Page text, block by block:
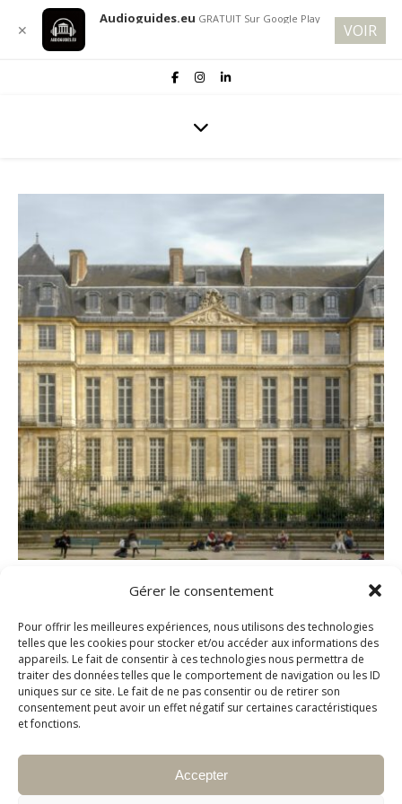
Gérer le consentement
Pour offrir les meilleures expériences, nous utilisons des technologies
telles que les cookies pour stocker et/ou accéder aux informations des
appareils. Le fait de consentir à ces technologies nous permettra de
traiter des données telles que le comportement de navigation ou les ID
uniques sur ce site. Le fait de ne pas consentir ou de retirer son
consentement peut avoir un effet négatif sur certaines caractéristiques
et fonctions.
Accepter
Musée Picasso
LIRE LA SUITE
© Copyright 2026Rivieramedias.com
Français
✕
Audioguides.eu GRATUIT Sur Google Play
VOIR